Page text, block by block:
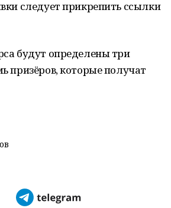
следует прикрепить ссылки
будут определены три
призёров, которые получат